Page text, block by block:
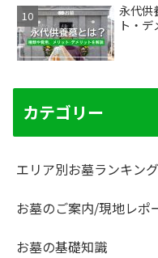
永代供
ト・
カテゴリー
エリア別お墓ランキング
お墓のご案内/現地レポ
お墓の基礎知識